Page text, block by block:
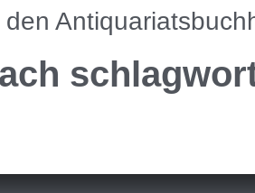
den